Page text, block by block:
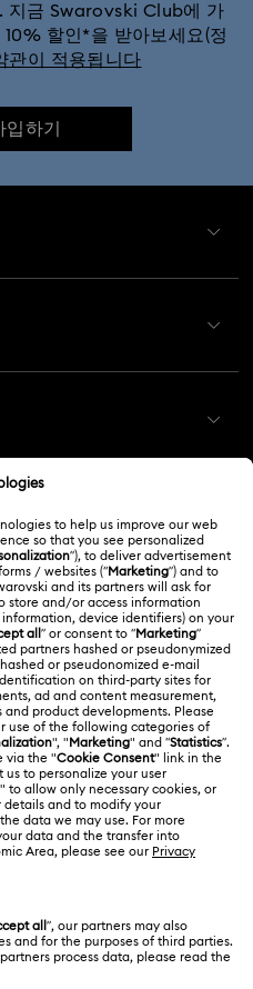
지금 Swarovski Club에 가
할인*을 받아보세요(정
관이 적용됩니다
하기
민국
English
신은정 서울시 강남구 도
공자: Swarovski Crystal
Corporation AG and D.
AG | 대표번호 1661-
| 온라인 구매고객상담
| 고객님이 현금 결제한 금